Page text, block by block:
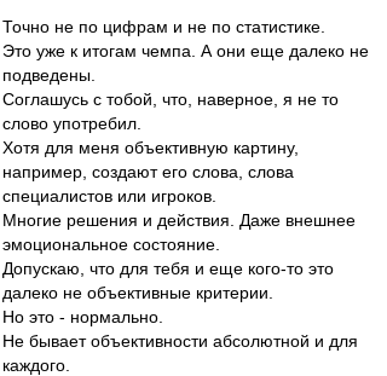
Точно не по цифрам и не по статистике.
Это уже к итогам чемпа. А они еще далеко не
подведены.
Соглашусь с тобой, что, наверное, я не то
слово употребил.
Хотя для меня объективную картину,
например, создают его слова, слова
специалистов или игроков.
Многие решения и действия. Даже внешнее
эмоциональное состояние.
Допускаю, что для тебя и еще кого-то это
далеко не объективные критерии.
Но это - нормально.
Не бывает объективности абсолютной и для
каждого.